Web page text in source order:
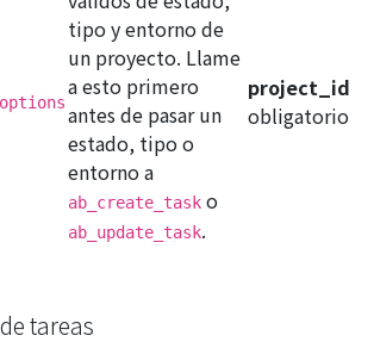
tipo y entorno de
un proyecto. Llame
a esto primero
antes de pasar un
estado, tipo o
entorno a
ab_create_task o
ab_update_task.
project_id
obligatorio
tareas